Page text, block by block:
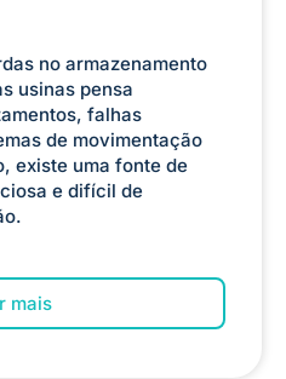
no armazenamento
usinas pensa
falhas
de movimentação
existe uma fonte de
e difícil de
mais